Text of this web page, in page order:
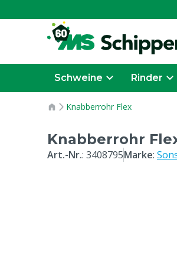
Schweine Rinder
Knabberrohr Flex
Knabberrohr
Art.-Nr.: 3408795Marke: